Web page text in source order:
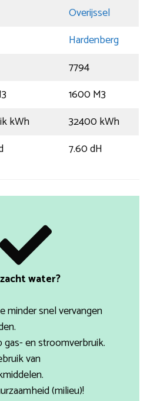
Overijssel
Hardenberg
7794
1600 M3
kWh
32400 kWh
7.60 dH
water?
minder snel vervangen
gas- en stroomverbruik.
van
(milieu)!